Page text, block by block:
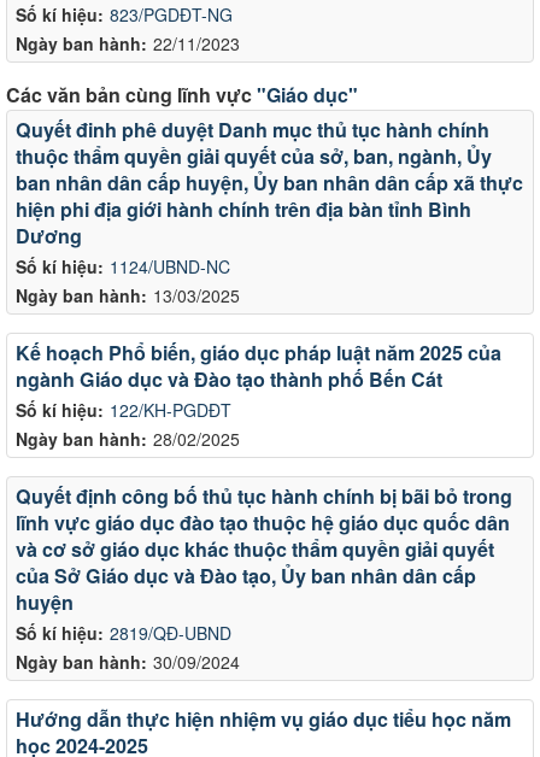
Số kí hiệu: 823/PGDĐT-NG
Ngày ban hành: 22/11/2023
Các văn bản cùng lĩnh vực"Giáo dục"
Số kí hiệu: 1124/UBND-NC
Ngày ban hành: 13/03/2025
Quyết đinh phê duyệt Danh mục thủ tục hành chính
thuộc thẩm quyền giải quyết của sở, ban, ngành, Ủy
ban nhân dân cấp huyện, Ủy ban nhân dân cấp xã thực
hiện phi địa giới hành chính trên địa bàn tỉnh Bình
Dương
Số kí hiệu: 122/KH-PGDĐT
Ngày ban hành: 28/02/2025
Kế hoạch Phổ biến, giáo dục pháp luật năm 2025 của
ngành Giáo dục và Đào tạo thành phố Bến Cát
Số kí hiệu: 2819/QĐ-UBND
Ngày ban hành: 30/09/2024
Quyết định công bố thủ tục hành chính bị bãi bỏ trong
lĩnh vực giáo dục đào tạo thuộc hệ giáo dục quốc dân
và cơ sở giáo dục khác thuộc thẩm quyền giải quyết
của Sở Giáo dục và Đào tạo, Ủy ban nhân dân cấp
huyện
Hướng dẫn thực hiện nhiệm vụ giáo dục tiểu học năm
học 2024-2025